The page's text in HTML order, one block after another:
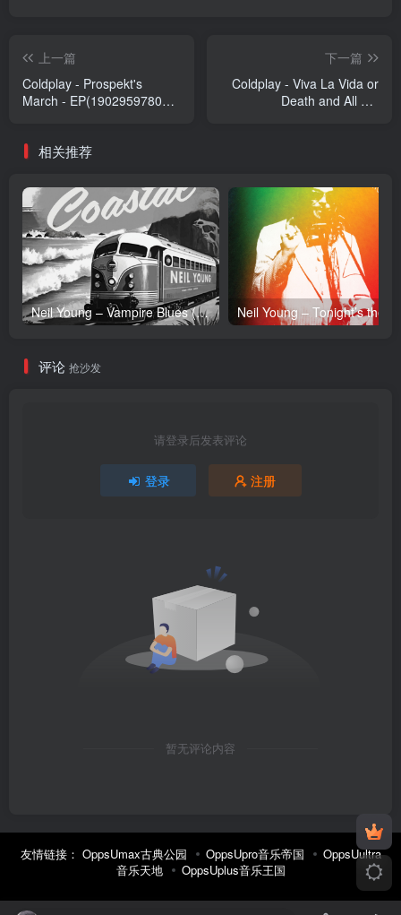
上一篇
Coldplay - Prospekt's
March - EP(190295978006)
下一篇
Coldplay - Viva La Vida or
Death and All His
相关推荐
Neil Young – Vampire Blues (Live) – Single(054391239303)【24bit／96.0kHz】土耳其区
评论 抢沙发
请登录后发表评论
登录 注册
暂无评论内容
友情链接： OppsUmax古典公园 OppsUpro音乐帝国
OppsUultra
音乐天地
OppsUplus音乐王国